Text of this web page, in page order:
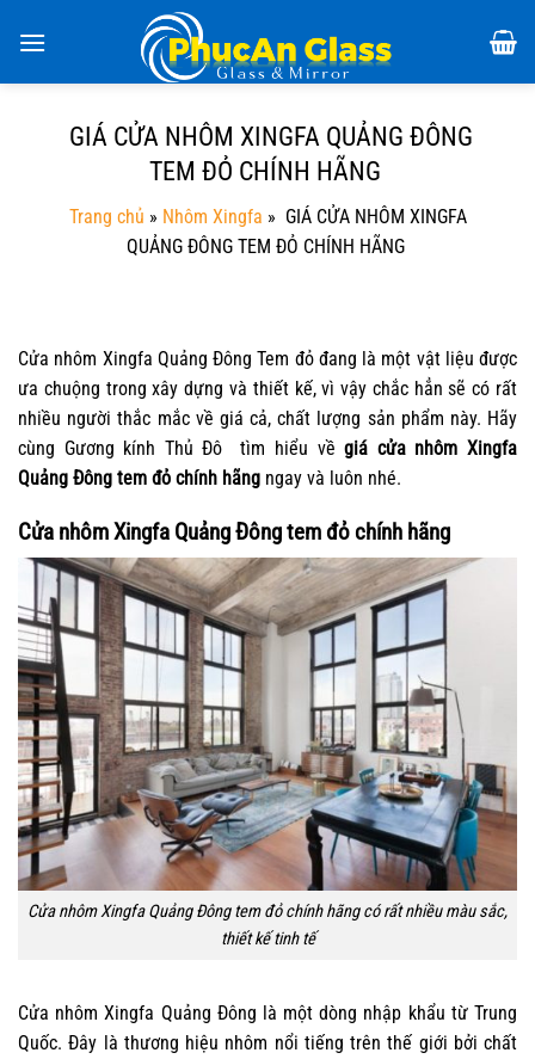
đến
GIÁ CỬA NHÔM XINGFA QUẢNG ĐÔNG
TEM ĐỎ CHÍNH HÃNG
Trang chủ » Nhôm Xingfa » GIÁ CỬA NHÔM XINGFA
QUẢNG ĐÔNG TEM ĐỎ CHÍNH HÃNG
Cửa nhôm Xingfa Quảng Đông Tem đỏ đang là một vật liệu được
ưa chuộng trong xây dựng và thiết kế, vì vậy chắc hẳn sẽ có rất
nhiều người thắc mắc về giá cả, chất lượng sản phẩm này. Hãy
cùng Gương kính Thủ Đô tìm hiểu vềgiá cửa nhôm Xingfa
Quảng Đông tem đỏ chính hãng ngay và luôn nhé.
Cửa nhôm Xingfa Quảng Đông tem đỏ chính hãng
Cửa nhôm Xingfa Quảng Đông tem đỏ chính hãng có rất nhiều màu sắc,
thiết kế tinh tế
Cửa nhôm Xingfa Quảng Đông là một dòng nhập khẩu từ Trung
Quốc. Đây là thương hiệu nhôm nổi tiếng trên thế giới bởi chất